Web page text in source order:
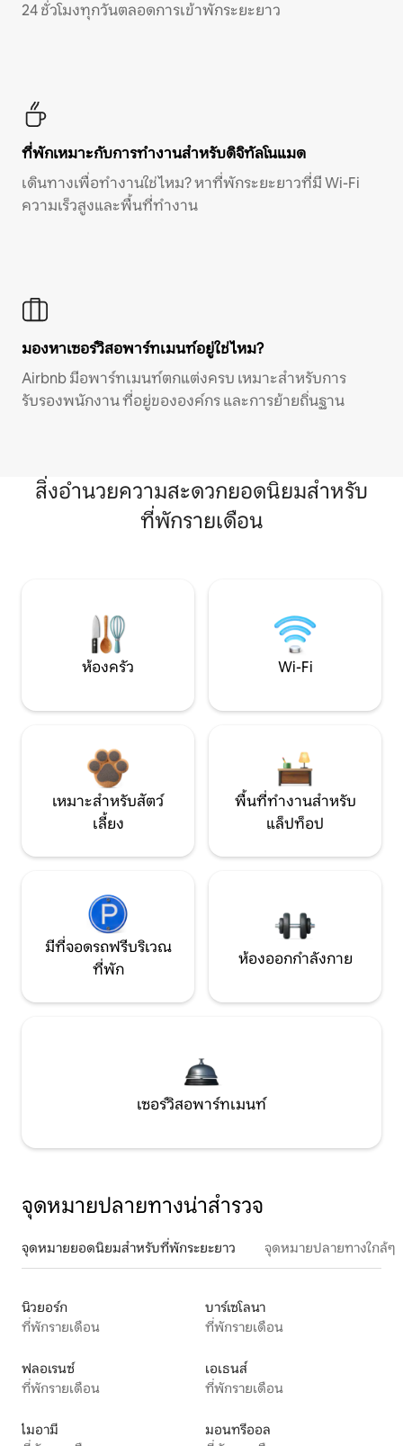
24 ชั่วโมงทุกวันตลอดการเข้าพักระยะยาว
ที่พักเหมาะกับการทำงานสำหรับดิจิทัลโนแมด
เดินทางเพื่อทำงานใช่ไหม? หาที่พักระยะยาวที่มี Wi-Fi
ความเร็วสูงและพื้นที่ทำงาน
มองหาเซอร์วิสอพาร์ทเมนท์อยู่ใช่ไหม?
Airbnb มีอพาร์ทเมนท์ตกแต่งครบ เหมาะสำหรับการ
รับรองพนักงาน ที่อยู่ขององค์กร และการย้ายถิ่นฐาน
สิ่งอำนวยความสะดวกยอดนิยมสำหรับ
ที่พักรายเดือน
ห้องครัว Wi-Fi
เหมาะสำหรับสัตว์
เลี้ยง
พื้นที่ทำงานสำหรับ
แล็ปท็อป
มีที่จอดรถฟรีบริเวณ
ที่พัก
ห้องออกกำลังกาย
เซอร์วิสอพาร์ทเมนท์
จุดหมายปลายทางน่าสำรวจ
จุดหมายยอดนิยมสำหรับที่พักระยะยาว จุดหมายปลายทางใกล้ๆ
นิวยอร์ก
ที่พักรายเดือน
บาร์เซโลนา
ที่พักรายเดือน
ฟลอเรนซ์
ที่พักรายเดือน
เอเธนส์
ที่พักรายเดือน
ไมอามี
มอนทรีออล